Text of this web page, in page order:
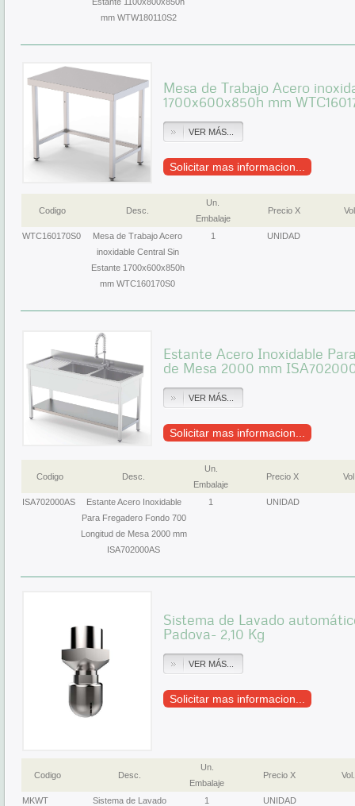
mm WTW180110S2
Mesa de Trabajo Acero
1700x600x850h mm
VER MÁS...
Solicitar mas informacion...
Codigo Desc.
Un.
Embalaje
Precio X
WTC160170S0
Mesa de Trabajo Acero
inoxidable Central Sin
Estante 1700x600x850h
mm WTC160170S0
1 UNIDAD
Estante Acero Inoxidable
de Mesa 2000 mm
VER MÁS...
Solicitar mas informacion...
Codigo Desc.
Un.
Embalaje
Precio X
ISA702000AS
Estante Acero Inoxidable
Para Fregadero Fondo 700
Longitud de Mesa 2000 mm
ISA702000AS
1 UNIDAD
Sistema de Lavado
Padova- 2,10 Kg
VER MÁS...
Solicitar mas informacion...
Codigo Desc.
Un.
Embalaje
Precio X Vol.
MKWT
Sistema de Lavado
1 UNIDAD